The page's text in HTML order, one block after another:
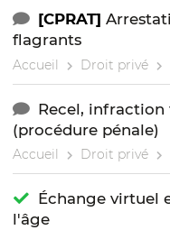
[CPRAT]
flagrants
Accueil Droit privé
Recel, infraction
(procédure pénale)
Accueil Droit privé
Échange virtuel
l'âge